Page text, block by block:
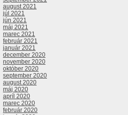
august 2021
júl 2021
jún 2021
máj 2021
marec 2021
február 2021
január 2021
december 2020
november 2020
október 2020
september 2020
august 2020
máj 2020
apríl 2020
marec 2020
február 2020